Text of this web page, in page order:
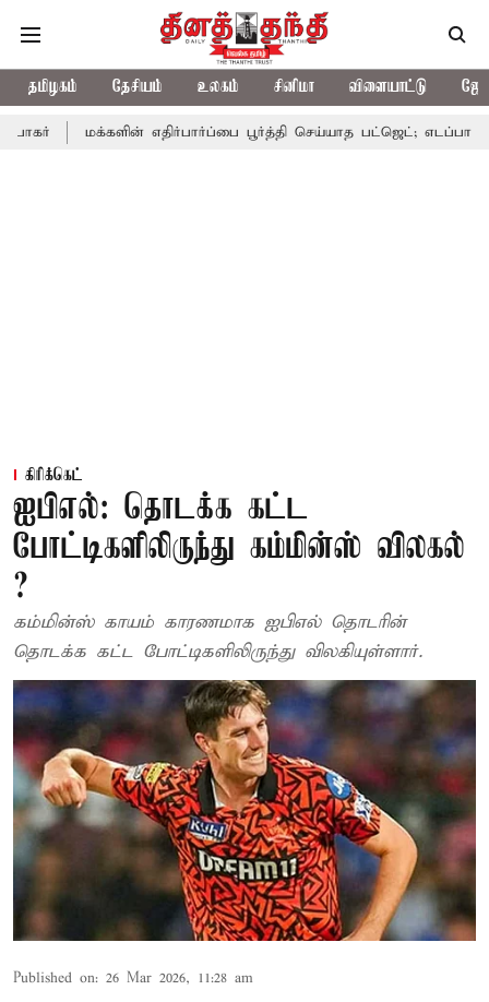
தமிழகம் தேசியம் உலகம் சினிமா விளையாட்டு
எதிர்பார்ப்பை பூர்த்தி செய்யாத பட்ஜெட்; எடப்பாடி பழனிசாமி
கிரிக்கெட்
ஐபிஎல்: தொடக்க கட்ட
போட்டிகளிலிருந்து கம்மின்ஸ் விலகல்
?
கம்மின்ஸ் காயம் காரணமாக ஐபிஎல் தொடரின்
தொடக்க கட்ட போட்டிகளிலிருந்து விலகியுள்ளார்.
Published on: 26 Mar 2026, 11:28 am